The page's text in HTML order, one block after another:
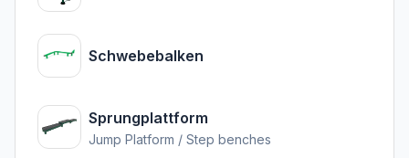
Schwebebalken
Sprungplattform
Jump Platform / Step benches